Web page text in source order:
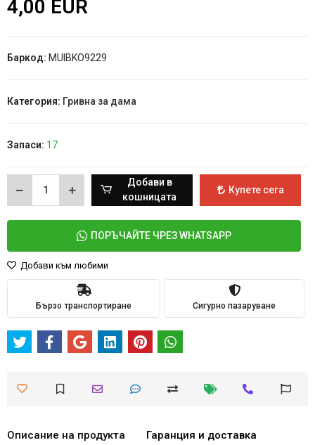
4,00 EUR
Баркод: MUIBKO9229
Категория: Гривна за дама
Запаси: 17
Добави в
кошницата
Купете сега
ПОРЪЧАЙТЕ ЧРЕЗ WHATSAPP
Добави към любими
Бързо транспортиране Сигурно пазаруване
Описание на продукта Гаранция и доставка